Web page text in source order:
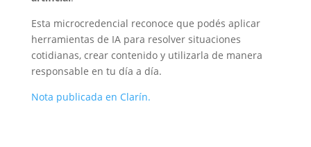
Esta microcredencial reconoce que podés aplicar
herramientas de IA para resolver situaciones
cotidianas, crear contenido y utilizarla de manera
responsable en tu día a día.
Nota publicada en Clarín.